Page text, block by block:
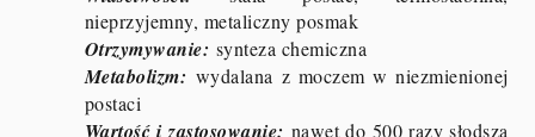
nieprzyjemny, metaliczny posmak
Otrzymywanie: synteza chemiczna
Metabolizm: wydalana z moczem w niezmienionej
postaci
Wartość i zastosowanie: nawet do 500 razy słodsza